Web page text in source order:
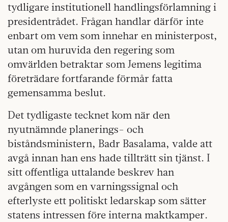
tydligare institutionell handlingsförlamning i
presidentrådet. Frågan handlar därför inte
enbart om vem som innehar en ministerpost,
utan om huruvida den regering som
omvärlden betraktar som Jemens legitima
företrädare fortfarande förmår fatta
gemensamma beslut.
Det tydligaste tecknet kom när den
nyutnämnde planerings- och
biståndsministern, Badr Basalama, valde att
avgå innan han ens hade tillträtt sin tjänst. I
sitt offentliga uttalande beskrev han
avgången som en varningssignal och
efterlyste ett politiskt ledarskap som sätter
statens intressen före interna maktkamper.